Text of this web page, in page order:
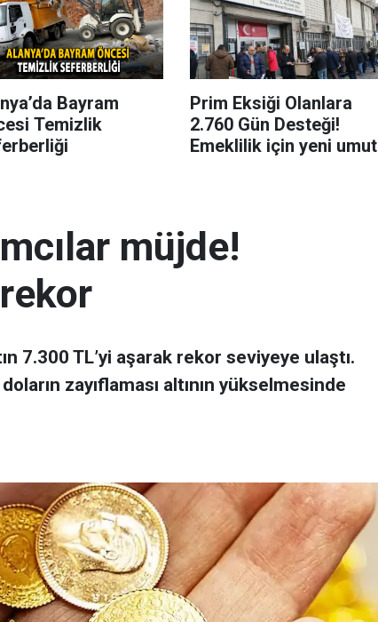
Bayram
Temizlik
Prim Eksiği Olanlara
2.760 Gün Desteği!
Emeklilik için yeni umut
müjde!
7.300 TL’yi aşarak rekor seviyeye ulaştı.
zayıflaması altının yükselmesinde